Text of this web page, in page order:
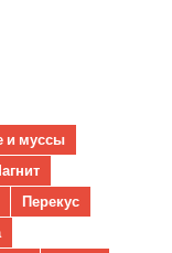
и муссы
Перекус